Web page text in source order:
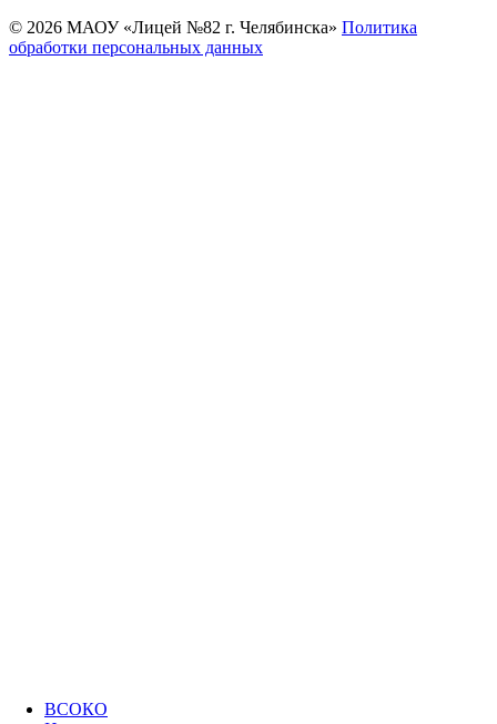
ВСОКО
© 2026 МАОУ «Лицей №82 г. Челябинска» Политика
обработки персональных данных